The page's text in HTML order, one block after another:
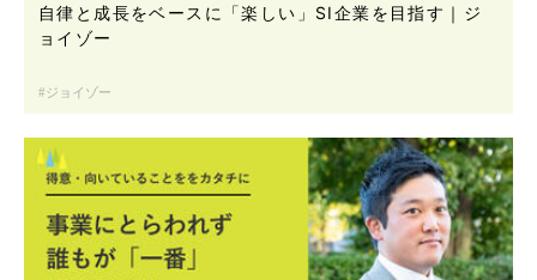
自律と成長をベースに「楽しい」SI企業を目指す｜ジ
ョイゾー
ジョイゾー